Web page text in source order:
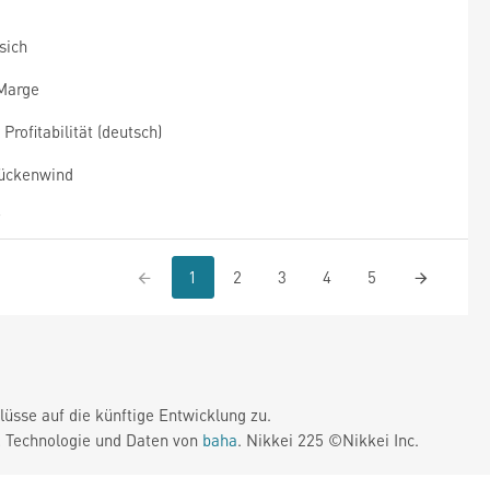
(deutsch)
1 2 3 4 5
auf die künftige Entwicklung zu.
und Daten von baha. Nikkei 225 ©Nikkei Inc.